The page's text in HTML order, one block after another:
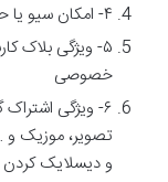
۴- امکان سیو یا حذف اطلاعات
۵- ویژگی بلاک
خصوصی
۶- ویژگی
تصویر، موزیک
و دیسلایک کردن